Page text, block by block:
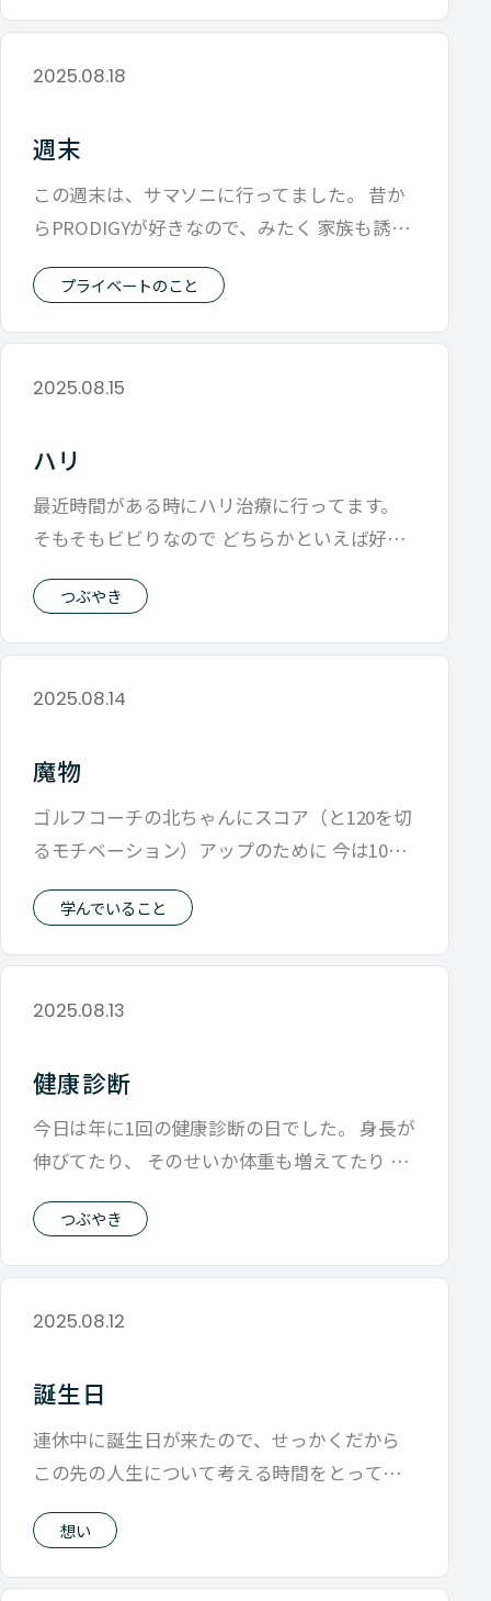
2025.08.18
週末
この週末は、サマソニに行ってました。 昔か
らPRODIGYが好きなので、みたく 家族も誘っ
プライベートのこと
2025.08.15
ハリ
最近時間がある時にハリ治療に行ってます。
そもそもビビりなので どちらかといえば好き
つぶやき
2025.08.14
魔物
ゴルフコーチの北ちゃんにスコア（と120を切
るモチベーション）アップのために 今は10本
学んでいること
2025.08.13
健康診断
今日は年に1回の健康診断の日でした。 身長が
伸びてたり、 そのせいか体重も増えてたり 今
つぶやき
2025.08.12
誕生日
連休中に誕生日が来たので、せっかくだから
この先の人生について考える時間をとってみ
想い